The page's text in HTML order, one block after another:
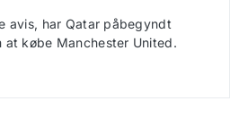
avis, har Qatar påbegyndt
at købe Manchester United.